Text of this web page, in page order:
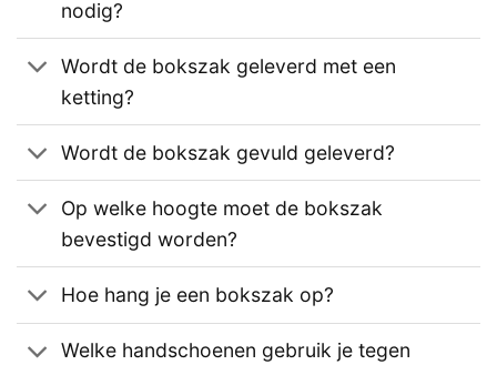
nodig?
Wordt de bokszak geleverd met een
ketting?
Wordt de bokszak gevuld geleverd?
Op welke hoogte moet de bokszak
bevestigd worden?
Hoe hang je een bokszak op?
Welke handschoenen gebruik je tegen